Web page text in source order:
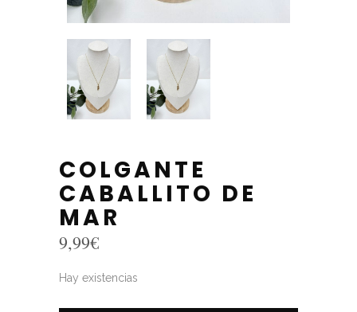
COLGANTE
CABALLITO DE
MAR
9,99€
Hay existencias